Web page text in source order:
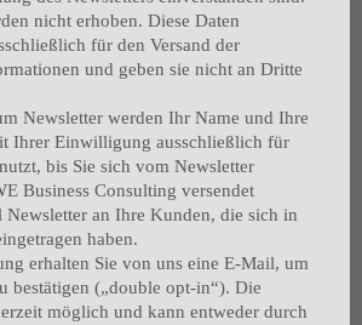
nicht erhoben. Diese Daten
für den Versand der
und geben sie nicht an Dritte
Newsletter werden Ihr Name und Ihre
Ihrer Einwilligung ausschließlich für
bis Sie sich vom Newsletter
Business Consulting versendet
an Ihre Kunden, die sich in
haben.
erhalten Sie von uns eine E-Mail, um
bestätigen („double opt-in“). Die
möglich und kann entweder durch